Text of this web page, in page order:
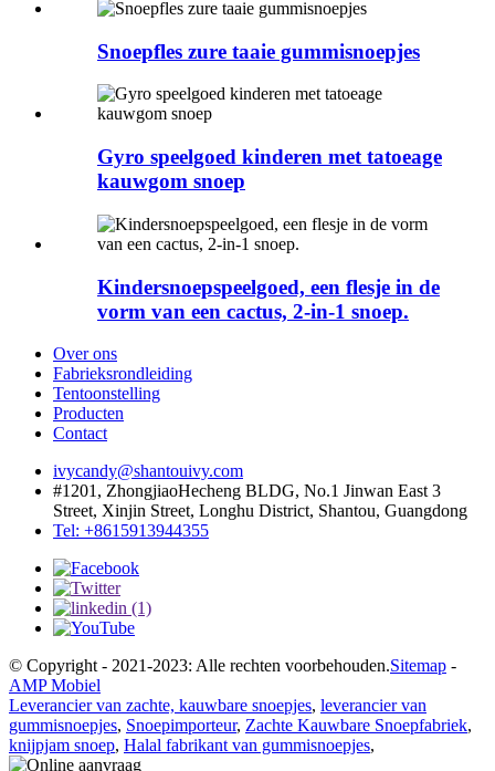
Snoepfles zure taaie gummisnoepjes
Gyro speelgoed kinderen met tatoeage
kauwgom snoep
Kindersnoepspeelgoed, een flesje in de
vorm van een cactus, 2-in-1 snoep.
Over ons
Fabrieksrondleiding
Tentoonstelling
Producten
Contact
ivycandy@shantouivy.com
#1201, ZhongjiaoHecheng BLDG, No.1 Jinwan East 3
Street, Xinjin Street, Longhu District, Shantou, Guangdong
Tel: +8615913944355
© Copyright - 2021-2023: Alle rechten voorbehouden.Sitemap -
AMP Mobiel
Leverancier van zachte, kauwbare snoepjes, leverancier van
gummisnoepjes, Snoepimporteur, Zachte Kauwbare Snoepfabriek,
knijpjam snoep, Halal fabrikant van gummisnoepjes,